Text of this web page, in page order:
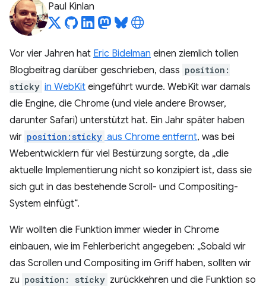
Paul Kinlan
Vor vier Jahren hat Eric Bidelman einen ziemlich tollen
Blogbeitrag darüber geschrieben, dass position:
sticky in WebKit eingeführt wurde. WebKit war damals
die Engine, die Chrome (und viele andere Browser,
darunter Safari) unterstützt hat. Ein Jahr später haben
wir position:sticky aus Chrome entfernt, was bei
Webentwicklern für viel Bestürzung sorgte, da „die
aktuelle Implementierung nicht so konzipiert ist, dass sie
sich gut in das bestehende Scroll- und Compositing-
System einfügt“.
Wir wollten die Funktion immer wieder in Chrome
einbauen, wie im Fehlerbericht angegeben: „Sobald wir
das Scrollen und Compositing im Griff haben, sollten wir
zu position: sticky zurückkehren und die Funktion so